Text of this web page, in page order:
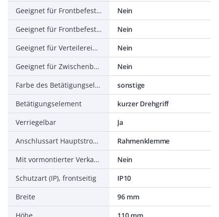
Geeignet für Frontbefestigung 4-Loch
Nein
Geeignet für Frontbefestigung Zentral
Nein
Geeignet für Verteilereinbau
Nein
Geeignet für Zwischenbau
Nein
Farbe des Betätigungselements
sonstige
Betätigungselement
kurzer Drehgriff
Verriegelbar
Ja
Anschlussart Hauptstromkreis
Rahmenklemme
Mit vormontierter Verkabelung
Nein
Schutzart (IP), frontseitig
IP10
Breite
96 mm